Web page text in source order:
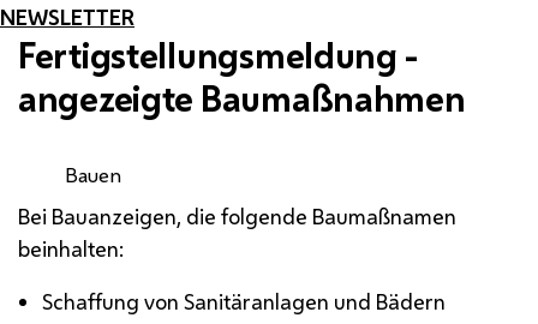
NEWSLETTER
Fertigstellungsmeldung -
angezeigte Baumaßnahmen
Bauen
Bei Bauanzeigen, die folgende Baumaßnamen
beinhalten:
Schaffung von Sanitäranlagen und Bädern